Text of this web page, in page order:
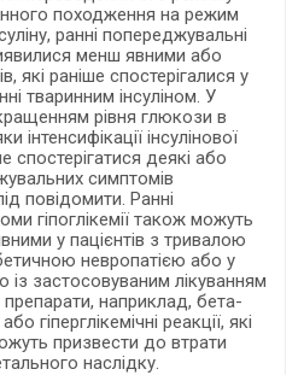
походження на режим
ранні попереджувальні
менш явними або
які раніше спостерігалися у
тваринним інсуліном. У
рівня глюкози в
інтенсифікації інсулінової
спостерігатися деякі або
симптомів
повідомити. Ранні
гіпоглікемії також можуть
у пацієнтів з тривалою
невропатією або у
із застосовуваним лікуванням
наприклад, бета-
гіперглікемічні реакції, які
призвести до втрати
наслідку.